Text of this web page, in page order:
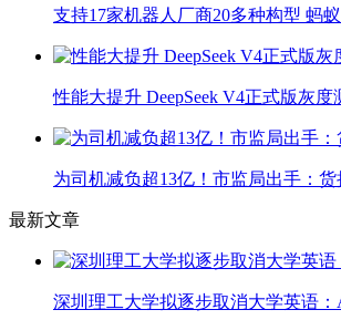
支持17家机器人厂商20多种构型 蚂
性能大提升 DeepSeek V4正式版灰
为司机减负超13亿！市监局出手：
最新文章
深圳理工大学拟逐步取消大学英语